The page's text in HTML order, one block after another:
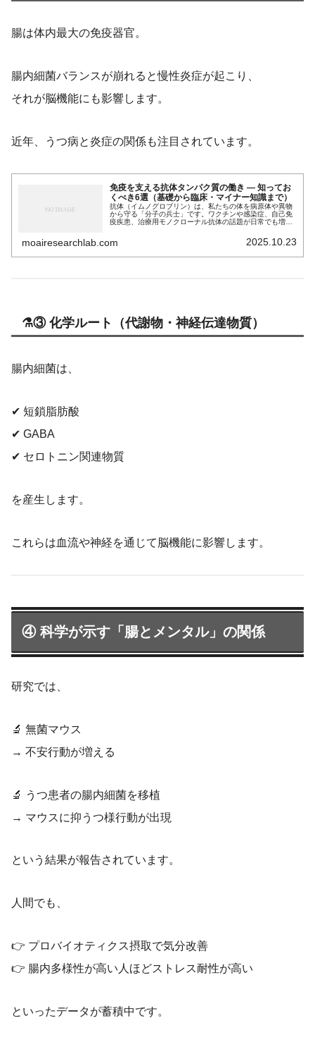
腸は体内最大の免疫器官。
腸内細菌バランスが崩れると慢性炎症が起こり、
それが脳機能にも影響します。
近年、うつ病と炎症の関係も注目されています。
免疫を支える抗体タンパク質の働き — 知ってお
くべき6選（基礎から臨床・マイナー知識まで）
抗体（イムノグロブリン）は、私たちの体を病原体や異物
から守る「分子の兵士」です。ワクチンや感染症、自己免
疫疾患、治療用モノクローナル抗体の話題が日常でも増
常に重要です。本記事では、抗体の構造と主要な機能、免
疫系を動員する仕組み、抗体がどう多様化して学習（記
moairesearchlab.com 2025.10.23
⚗③ 化学ルート（代謝物・神経伝達物質）
腸内細菌は、
✔ 短鎖脂肪酸
✔ GABA
✔ セロトニン関連物質
を産生します。
これらは血流や神経を通じて脳機能に影響します。
④ 科学が示す「腸とメンタル」の関係
研究では、
🔬 無菌マウス
→ 不安行動が増える
🔬 うつ患者の腸内細菌を移植
→ マウスに抑うつ様行動が出現
という結果が報告されています。
人間でも、
👉 プロバイオティクス摂取で気分改善
👉 腸内多様性が高い人ほどストレス耐性が高い
といったデータが蓄積中です。